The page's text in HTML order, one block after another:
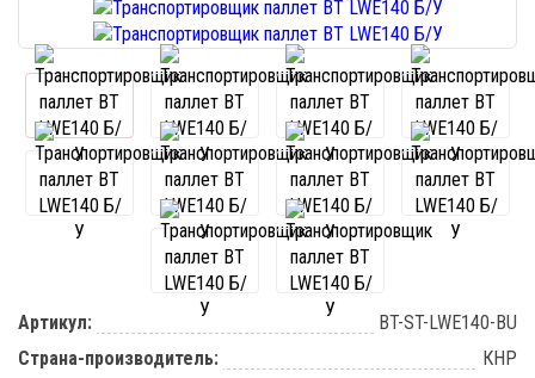
Артикул:
BT-ST-LWE140-BU
Страна-производитель:
КНР